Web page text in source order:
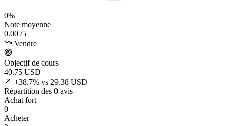
0%
Note moyenne
0.00 /5
Vendre
Objectif de cours
40.75 USD
+38.7% vs 29.38 USD
Répartition des 0 avis
Achat fort
0
Acheter